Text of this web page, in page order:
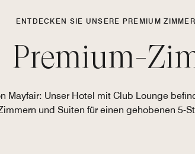
ENTDECKEN SIE UNSERE PREMIUM
Premium-
Mayfair: Unser Hotel mit Club Lounge
und Suiten für einen gehobenen 5-